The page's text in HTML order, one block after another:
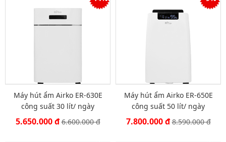
LiênMáy hút ẩm Airko ER-630E
công suất 30 lít/ ngày
5.650.000 đ6.600.000 đ
Máy hút ẩm Airko ER-650E
công suất 50 lít/ ngày
7.800.000 đ8.590.000 đ